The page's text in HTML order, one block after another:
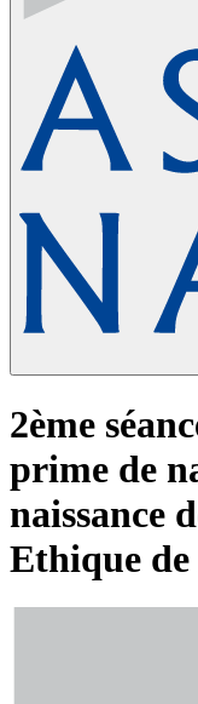
2ème
prime de
naissance
Ethique de